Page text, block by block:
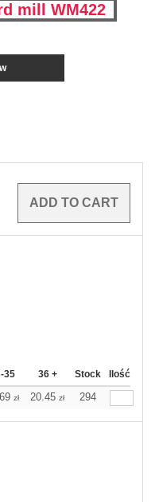
mill WM422
35 36 + Stock Ilość
zł 20.45 zł 294